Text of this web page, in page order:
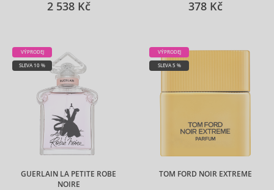
2 538 Kč 378 Kč
GUERLAIN LA PETITE ROBE
NOIRE
VÝPRODEJ
SLEVA 10 %
TOM FORD NOIR EXTREME
VÝPRODEJ
SLEVA 5 %